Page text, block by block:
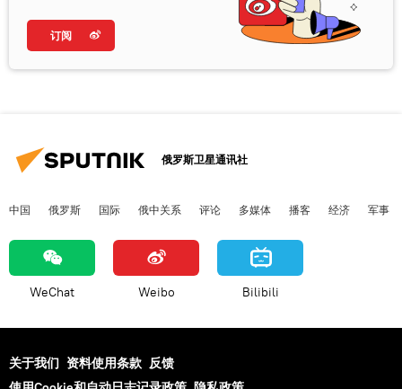
订阅
俄罗斯卫星通讯社
中国 俄罗斯 国际 俄中关系 评论 多媒体 播客 经济 军事
WeChat Weibo Bilibili
关于我们 资料使用条款 反馈